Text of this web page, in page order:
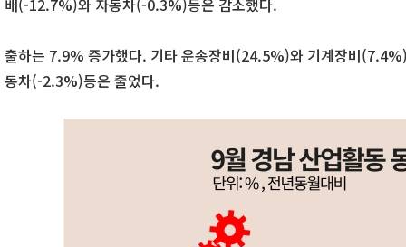
배(-12.7%)와 자동차(-0.3%)등은 감소했다.
출하는 7.9% 증가했다. 기타 운송장비(24.5%)와 기계장비
동차(-2.3%)등은 줄었다.